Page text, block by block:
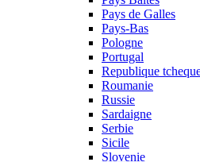
Pays de Galles
Pays-Bas
Pologne
Portugal
Republique
Roumanie
Russie
Sardaigne
Serbie
Sicile
Slovenie